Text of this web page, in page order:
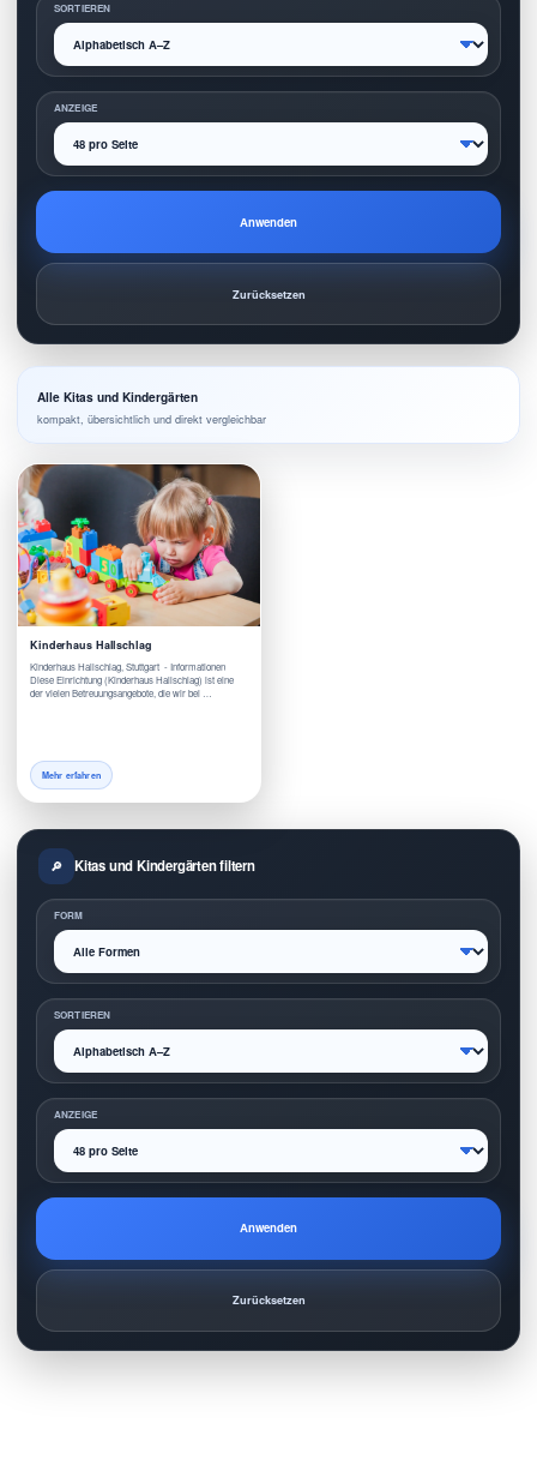
SORTIEREN
ANZEIGE
Anwenden
Zurücksetzen
Alle Kitas und Kindergärten
kompakt, übersichtlich und direkt vergleichbar
Kinderhaus Hallschlag
Kinderhaus Hallschlag, Stuttgart - Informationen
Diese Einrichtung (Kinderhaus Hallschlag) ist eine
der vielen Betreuungsangebote, die wir bei …
Mehr erfahren
Kitas und Kindergärten filtern
FORM
SORTIEREN
ANZEIGE
Anwenden
Zurücksetzen